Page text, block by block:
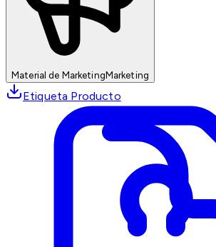
Material de MarketingMarketing
Etiqueta Producto